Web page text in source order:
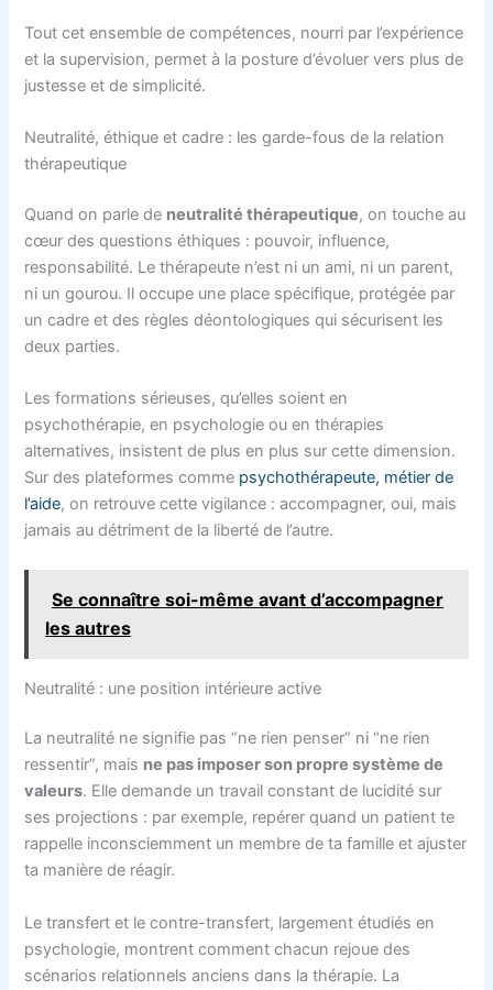
Tout cet ensemble de compétences, nourri par l’expérience
et la supervision, permet à la posture d’évoluer vers plus de
justesse et de simplicité.
Neutralité, éthique et cadre : les garde-fous de la relation
thérapeutique
Quand on parle de neutralité thérapeutique, on touche au
cœur des questions éthiques : pouvoir, influence,
responsabilité. Le thérapeute n’est ni un ami, ni un parent,
ni un gourou. Il occupe une place spécifique, protégée par
un cadre et des règles déontologiques qui sécurisent les
deux parties.
Les formations sérieuses, qu’elles soient en
psychothérapie, en psychologie ou en thérapies
alternatives, insistent de plus en plus sur cette dimension.
Sur des plateformes comme psychothérapeute, métier de
l’aide, on retrouve cette vigilance : accompagner, oui, mais
jamais au détriment de la liberté de l’autre.
Se connaître soi-même avant d’accompagner
les autres
Neutralité : une position intérieure active
La neutralité ne signifie pas “ne rien penser” ni “ne rien
ressentir”, mais ne pas imposer son propre système de
valeurs. Elle demande un travail constant de lucidité sur
ses projections : par exemple, repérer quand un patient te
rappelle inconsciemment un membre de ta famille et ajuster
ta manière de réagir.
Le transfert et le contre-transfert, largement étudiés en
psychologie, montrent comment chacun rejoue des
scénarios relationnels anciens dans la thérapie. La